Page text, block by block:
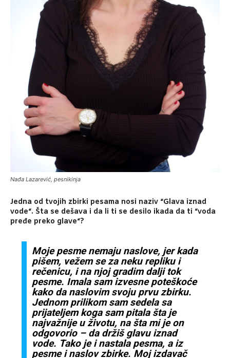
Nađa Lazarević, pesnikinja
Jedna od tvojih zbirki pesama nosi naziv “Glava iznad
vode“. Šta se dešava i da li ti se desilo ikada da ti “voda
pređe preko glave“?
Moje pesme nemaju naslove, jer kada
pišem, vežem se za neku repliku i
rečenicu, i na njoj gradim dalji tok
pesme. Imala sam izvesne poteškoće
kako da naslovim svoju prvu zbirku.
Jednom prilikom sam sedela sa
prijateljem koga sam pitala šta je
najvažnije u životu, na šta mi je on
odgovorio – da držiš glavu iznad
vode. Tako je i nastala pesma, a iz
pesme i naslov zbirke. Moj izdavač